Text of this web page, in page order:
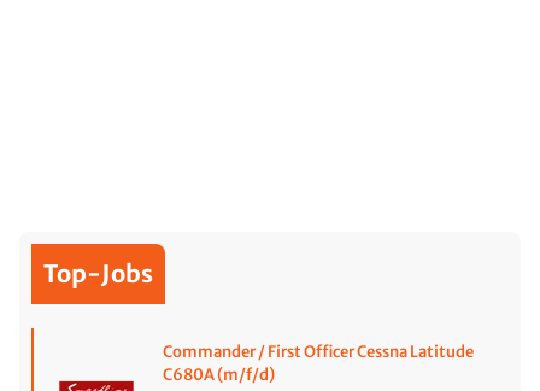
Top-Jobs
Commander / First Officer Cessna Latitude
C680A (m/f/d)